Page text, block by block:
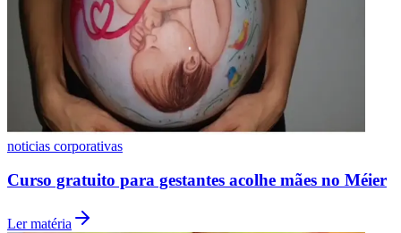
Fluminense
noticias corporativas
Curso gratuito para gestantes acolhe mães no Méier
Ler matéria